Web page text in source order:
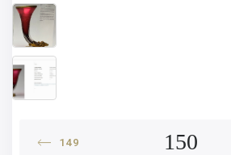
149 150